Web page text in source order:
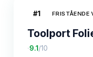
#1 FRISTÅENDE
Toolport
·9.1 /10